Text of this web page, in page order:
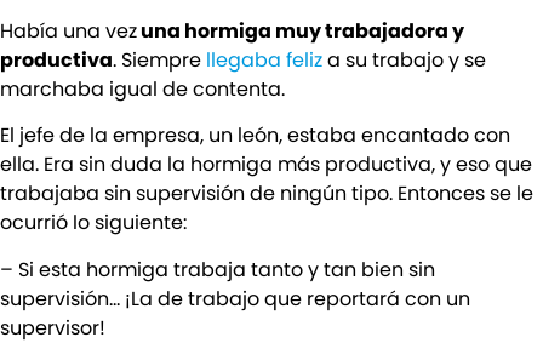
Había una vezuna hormiga muy trabajadora y
productiva. Siempre llegaba feliza su trabajo y se
marchaba igual de contenta.
El jefe de la empresa, un león, estaba encantado con
ella. Era sin duda la hormiga más productiva, y eso que
trabajaba sin supervisión de ningún tipo. Entonces se le
ocurrió lo siguiente:
– Si esta hormiga trabaja tanto y tan bien sin
supervisión… ¡La de trabajo que reportará con un
supervisor!